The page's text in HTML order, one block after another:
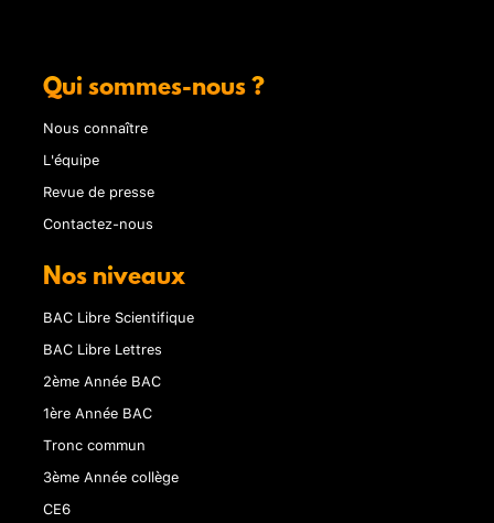
Qui sommes-nous ?
Nous connaître
L'équipe
Revue de presse
Contactez-nous
Nos niveaux
BAC Libre Scientifique
BAC Libre Lettres
2ème Année BAC
1ère Année BAC
Tronc commun
3ème Année collège
CE6